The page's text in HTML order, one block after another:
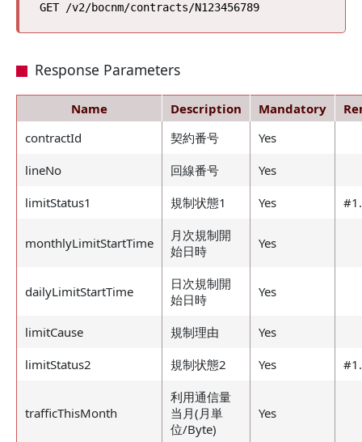
Response Parameters
Name Description Mandatory
contractId
契約番号
Yes
lineNo
回線番号
Yes
limitStatus1
規制状態1 Yes
monthlyLimitStartTime
月次規制開
始日時
Yes
dailyLimitStartTime
日次規制開
始日時
Yes
limitCause 規制理由
Yes
limitStatus2
規制状態2 Yes
trafficThisMonth
利用通信量
当月(月単
位/Byte)
Yes